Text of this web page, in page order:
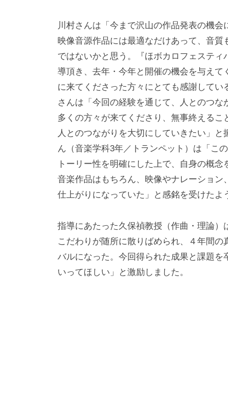
学
部
音
楽
学
科
独
自
サ
イ
ト
川村さんは「今まで沢山の作品発表の機
映像音源作品には最適なだけあって、音
ではないかと思う。『ほボカロフェステ
導頂き、去年・今年と開催の機会を与え
に来てくださった方々にとても感謝して
さんは「今回の経験を通じて、人とのつ
多くの方々が来てくださり、無事終える
人とのつながりを大切にしていきたい」
ん（音楽学科3年／トランペット）は「こ
トーリー性を明確にした上で、自身の概
音楽作品はもちろん、映像やナレーショ
仕上がりになっていた」と感銘を受けたよ
指導にあたった久保禎教授（作曲・理論
こだわりが随所に散りばめられ、４年間
バルになった。今回得られた成果と課題
いってほしい」と激励しました。